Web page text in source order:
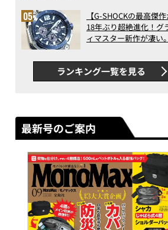
った！
【G-SHOCKの最高傑作
18年ぶり超絶進化！グ
ィマスター新作が凄い
新ムーブメントの衝撃
ランキング一覧を見る
最新号のご案内